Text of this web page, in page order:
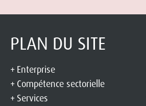
PLAN DU SITE
Enterprise
Compétence sectorielle
Services